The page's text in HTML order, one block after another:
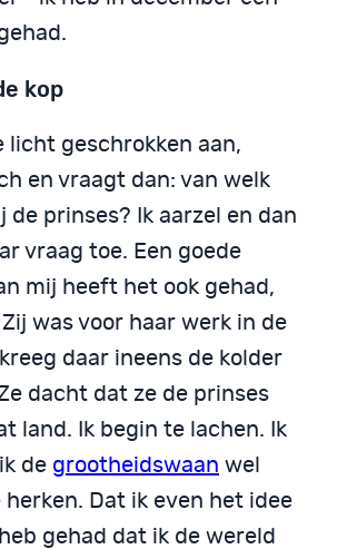
kop
licht geschrokken aan,
en vraagt dan: van welk
de prinses? Ik aarzel en dan
vraag toe. Een goede
mij heeft het ook gehad,
was voor haar werk in de
daar ineens de kolder
dacht dat ze de prinses
land. Ik begin te lachen. Ik
de grootheidswaan wel
herken. Dat ik even het idee
gehad dat ik de wereld